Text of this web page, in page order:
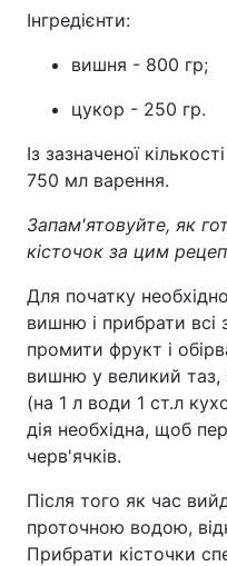
Інгредієнти:
вишня - 800 гр;
цукор - 250 гр.
Із зазначеної
750 мл варення.
Запам'ятовуйте, як
кісточок за цим
Для початку
вишню і прибрати всі
промити фрукт і
вишню у великий
(на 1 л води 1 ст.л
дія необхідна, щоб
черв'ячків.
Після того як час
проточною водою,
Прибрати кісточки